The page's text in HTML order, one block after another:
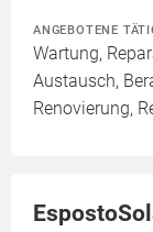
ANGEBOTENE
Wartung,
Austausch,
Renovierung,